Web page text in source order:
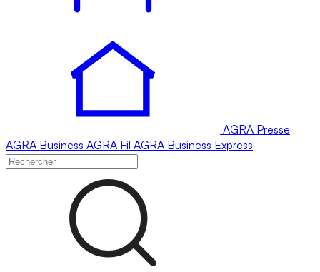
AGRA Presse
AGRA Business AGRA Fil AGRA Business Express